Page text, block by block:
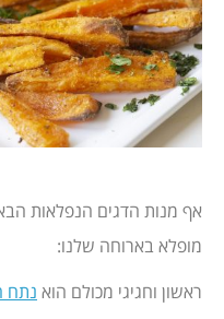
אף מנות הדגים הנפלאות
מופלא בארוחה שלנו:
ראשון וחגיגי מכולם הוא נתח